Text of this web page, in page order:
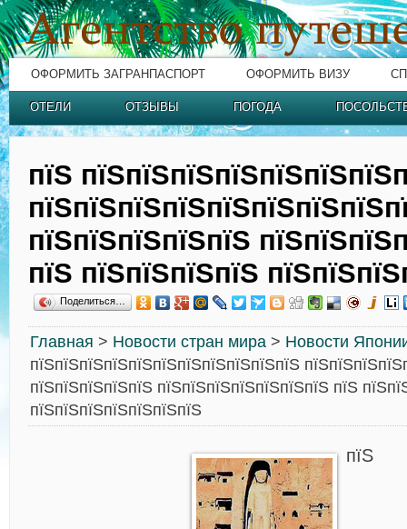
ОФОРМИТЬ ЗАГРАНПАСПОРТ ОФОРМИТЬ ВИЗУ
ОТЕЛИ ОТЗЫВЫ ПОГОДА
пїЅ
пїЅпїЅпїЅпїЅпїЅ
пїЅ пїЅпїЅпїЅпїЅ
Поделиться…
Главная > Новости стран мира > Новости
пїЅпїЅпїЅпїЅпїЅпїЅпїЅпїЅпїЅпїЅпїЅ
пїЅпїЅпїЅпїЅпїЅ пїЅпїЅпїЅпїЅпїЅпїЅпїЅ пїЅ
пїЅпїЅпїЅпїЅпїЅпїЅпїЅ
пїЅ